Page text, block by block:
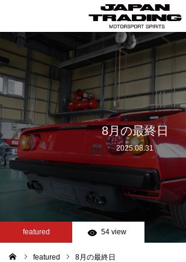
8月の最終日
2025.08.31
featured 54 view
featured 8月の最終日
ホーム
在庫車
会社概要
カテゴリー
工場日誌
お問い合わせ